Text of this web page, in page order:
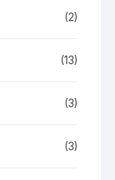
(2)
(13)
(3)
(3)